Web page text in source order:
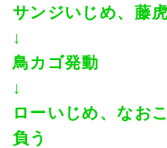
サンジいじめ、藤
↓
鳥カゴ発動
↓
ローいじめ、なお
負う